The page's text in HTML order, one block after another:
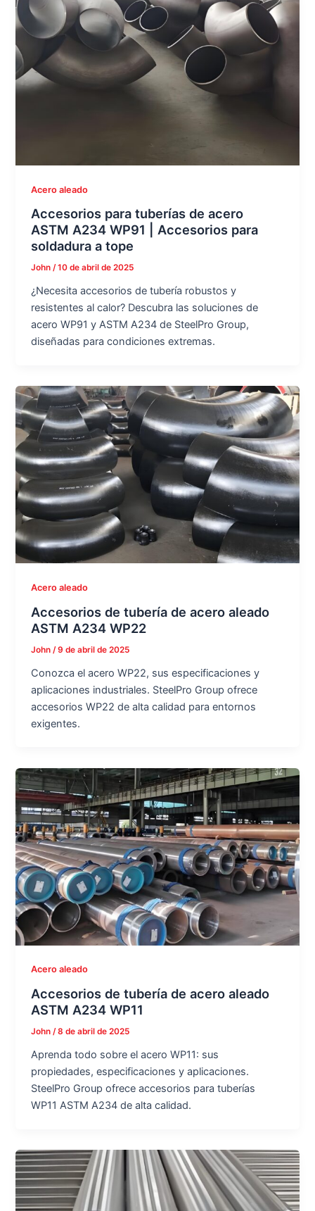
Acero aleado
Accesorios para tuberías de acero
ASTM A234 WP91 | Accesorios para
soldadura a tope
John/10 de abril de 2025
¿Necesita accesorios de tubería robustos y
resistentes al calor? Descubra las soluciones de
acero WP91 y ASTM A234 de SteelPro Group,
diseñadas para condiciones extremas.
Acero aleado
Accesorios de tubería de acero aleado
ASTM A234 WP22
John /9 de abril de 2025
Conozca el acero WP22, sus especificaciones y
aplicaciones industriales. SteelPro Group ofrece
accesorios WP22 de alta calidad para entornos
exigentes.
Acero aleado
Accesorios de tubería de acero aleado
ASTM A234 WP11
John/8 de abril de 2025
Aprenda todo sobre el acero WP11: sus
propiedades, especificaciones y aplicaciones.
SteelPro Group ofrece accesorios para tuberías
WP11 ASTM A234 de alta calidad.